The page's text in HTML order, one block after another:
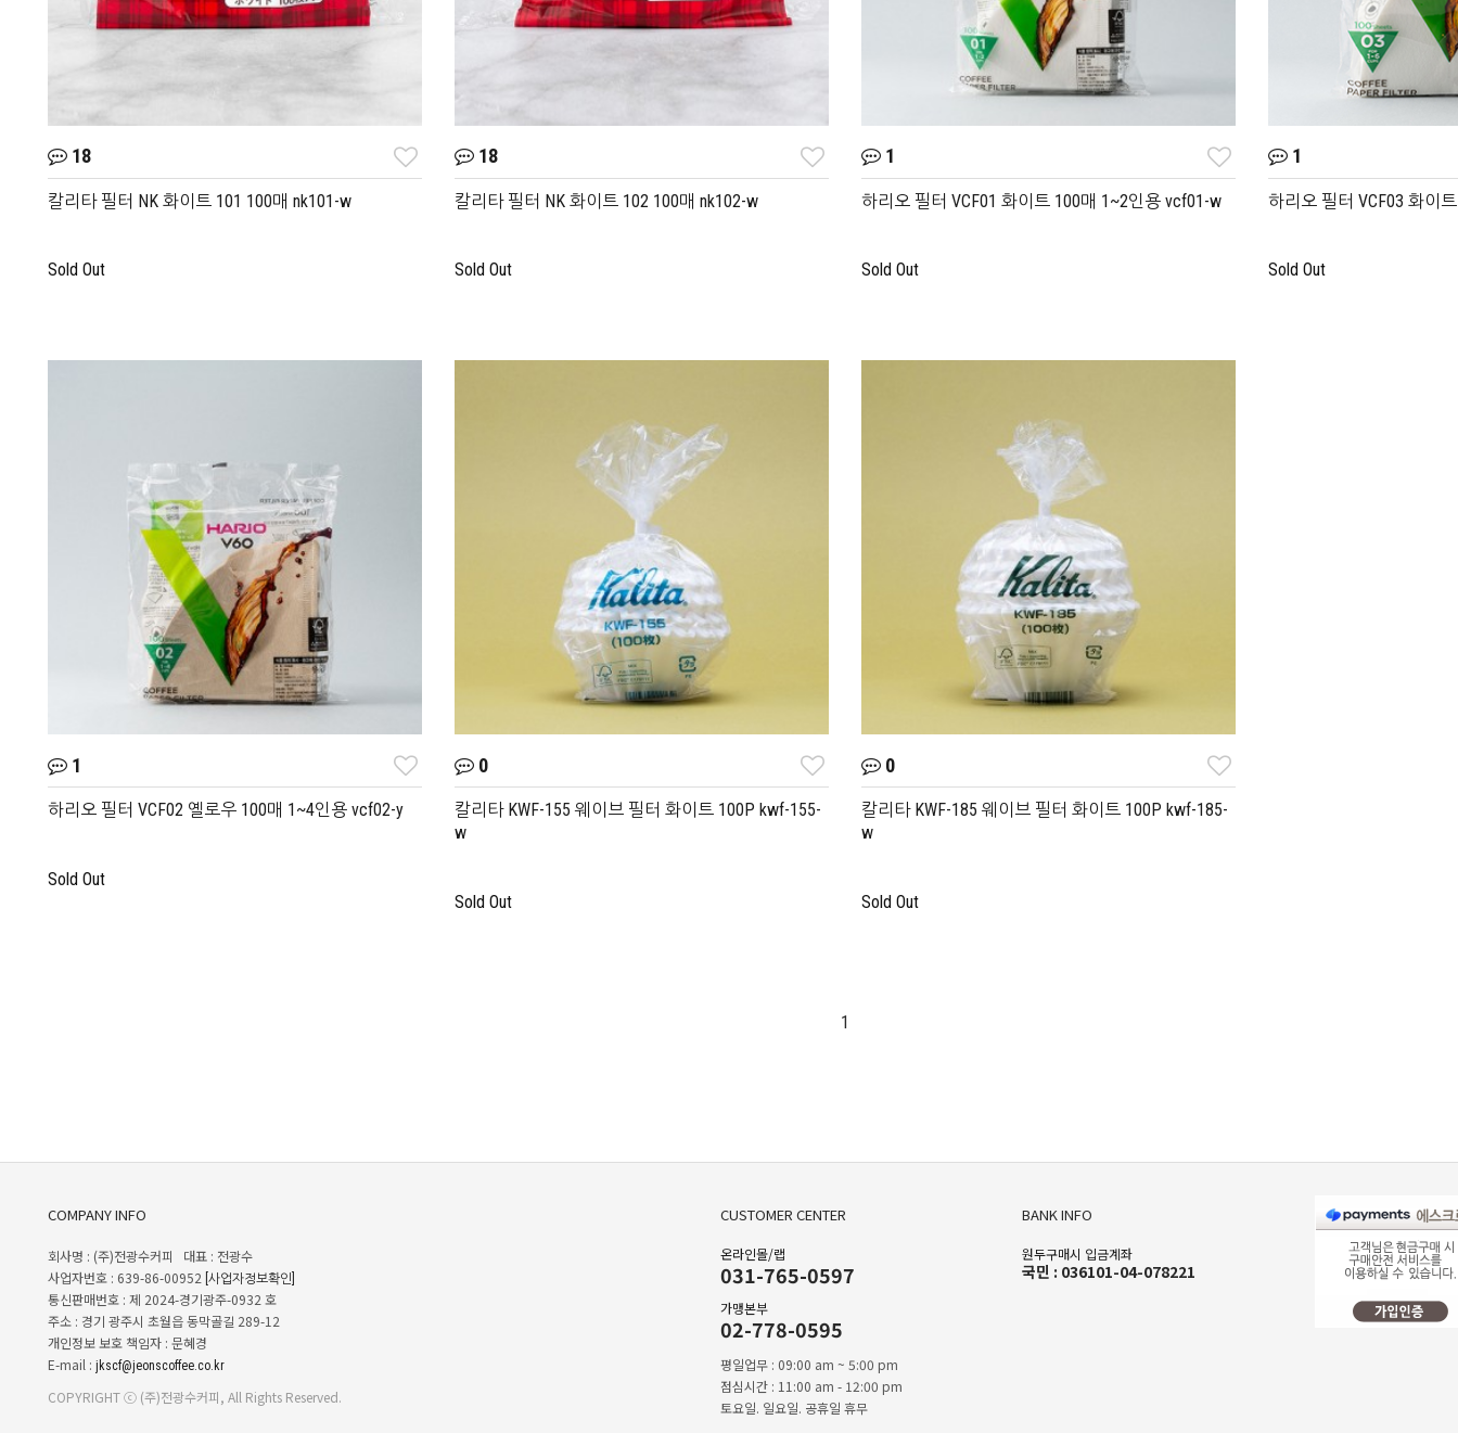
18
칼리타 필터 NK 화이트 101 100매 nk101-w
Sold Out
18
칼리타 필터 NK 화이트 102 100매 nk102-w
Sold Out
1
하리오 필터 VCF01 화이트 100매 1~2인용 vcf01-w
Sold Out
1
하리오 필터 VCF03 화이
Sold Out
1
하리오 필터 VCF02 옐로우 100매 1~4인용 vcf02-y
Sold Out
0
칼리타 KWF-155 웨이브 필터 화이트 100P kwf-155-
w
Sold Out
0
칼리타 KWF-185 웨이브 필터 화이트 100P kwf-185-
w
Sold Out
1
COMPANY INFO
회사명 : (주)전광수커피 대표 : 전광수
사업자번호 : 639-86-00952 [사업자정보확인]
통신판매번호 : 제 2024-경기광주-0932 호
주소 : 경기 광주시 초월읍 동막골길 289-12
개인정보 보호 책임자 : 문혜경
E-mail : jkscf@jeonscoffee.co.kr
COPYRIGHT ⓒ (주)전광수커피, All Rights Reserved.
CUSTOMER CENTER
온라인몰/랩
031-765-0597
가맹본부
02-778-0595
평일업무 : 09:00 am ~ 5:00 pm
점심시간 : 11:00 am - 12:00 pm
토요일. 일요일. 공휴일 휴무
BANK INFO
원두구매시 입금계좌
국민 : 036101-04-078221